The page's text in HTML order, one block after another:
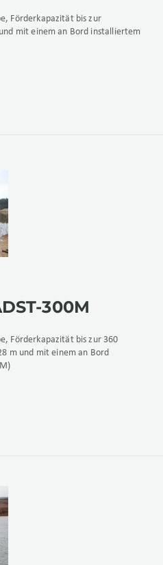
Förderkapazität bis zur
mit einem an Bord installiertem
300M
Förderkapazität bis zur 360
m und mit einem an Bord